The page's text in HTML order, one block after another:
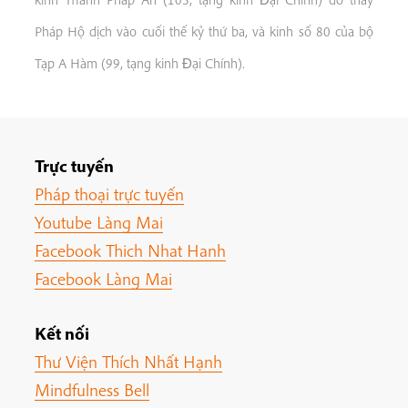
Pháp Hộ dịch vào cuối thế kỷ thứ ba, và kinh số 80 của bộ
Tạp A Hàm (99, tạng kinh Ðại Chính).
Trực tuyến
Pháp thoại trực tuyến
Youtube Làng Mai
Facebook Thich Nhat Hanh
Facebook Làng Mai
Kết nối
Thư Viện Thích Nhất Hạnh
Mindfulness Bell